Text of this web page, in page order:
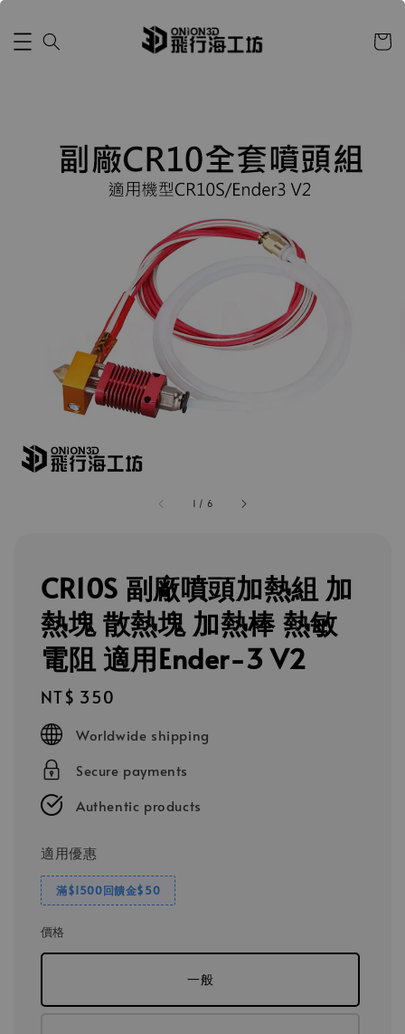
1 / 6
CR10S 副廠噴頭加熱組 加
熱塊 散熱塊 加熱棒 熱敏
電阻 適用Ender-3 V2
Regular
price
NT$ 350
Worldwide shipping
Secure payments
Authentic products
適用優惠
滿$1500回饋金$50
價格
一般